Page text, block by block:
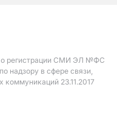
регистрации СМИ ЭЛ №ФС
надзору в сфере связи,
23.11.2017